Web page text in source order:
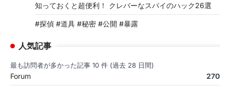
知っておくと超便利！ クレバーなスパイのハック26選
#探偵 #道具 #秘密 #公開 #暴露
人気記事
最も訪問者が多かった記事 10 件 (過去 28 日間)
Forum 270